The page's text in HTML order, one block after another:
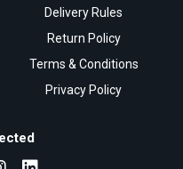
Delivery Rules
Return Policy
Terms & Conditions
Privacy Policy